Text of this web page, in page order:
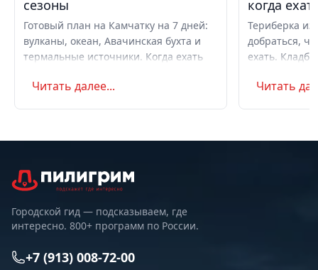
сезоны
Готовый план на Камчатку на 7 дней:
вулканы, океан, Авачинская бухта и
термальные источники. Когда ехать
самостоятельно или с туром.
Читать далее...
когда
Териберка
добраться,
ехать.
Маршрут на
Читать
Городской гид — подсказываем, где
интересно. 800+ программ по России.
+7 (913) 008-72-00